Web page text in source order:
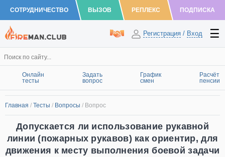
СОТРУДНИЧЕСТВО ВЫЗОВ РЕПЛЕКС ПОДПИСКА
Регистрация / Вход
Онлайн
тесты
Задать
вопрос
График
смен
Расчёт
пенсии
Главная / Тесты / Вопросы / Вопрос
Допускается ли использование рукавной
линии (пожарных рукавов) как ориентир, для
движения к месту выполнения боевой задачи